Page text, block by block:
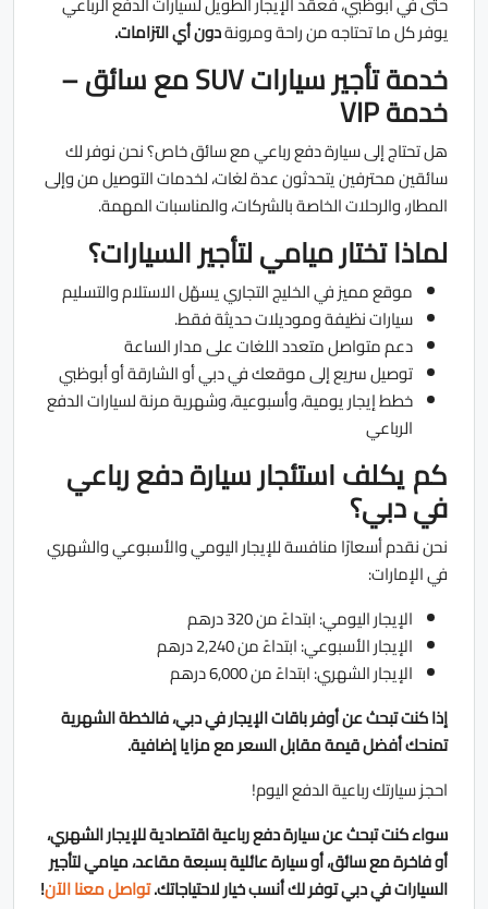
يوفر كل ما تحتاجه من راحة ومرونةدون أي التزامات.
خدمة تأجير سيارات SUV مع سائق –
خدمة VIP
هل تحتاج إلى سيارة دفع رباعي مع سائق خاص؟ نحن نوفر لك
سائقين محترفين يتحدثون عدة لغات، لخدمات التوصيل من وإلى
المطار، والرحلات الخاصة بالشركات، والمناسبات المهمة.
لماذا تختار ميامي لتأجير السيارات؟
موقع مميز في الخليج التجاري يسهّل الاستلام والتسليم
سيارات نظيفة وموديلات حديثة فقط.
دعم متواصل متعدد اللغات على مدار الساعة
توصيل سريع إلى موقعك في دبي أو الشارقة أو أبوظبي
خطط إيجار يومية، وأسبوعية، وشهرية مرنة لسيارات الدفع
الرباعي
كم يكلف استئجار سيارة دفع رباعي
في دبي؟
نحن نقدم أسعارًا منافسة للإيجار اليومي والأسبوعي والشهري
في الإمارات:
الإيجار اليومي: ابتداءً من 320 درهم
الإيجار الأسبوعي: ابتداءً من 2,240 درهم
الإيجار الشهري: ابتداءً من 6,000 درهم
إذا كنت تبحث عن أوفر باقات الإيجار في دبي، فالخطة الشهرية
تمنحك أفضل قيمة مقابل السعر مع مزايا إضافية.
احجز سيارتك رباعية الدفع اليوم!
سواء كنت تبحث عن سيارة دفع رباعية اقتصادية للإيجار الشهري،
أو فاخرة مع سائق، أو سيارة عائلية بسبعة مقاعد، ميامي لتأجير
السيارات في دبي توفر لك أنسب خيار لاحتياجاتك.تواصل معنا الآن!